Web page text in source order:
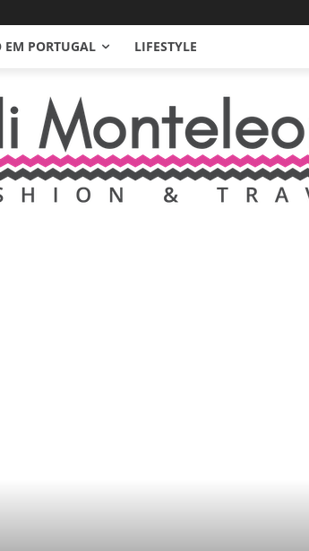
EM PORTUGAL LIFESTYLE